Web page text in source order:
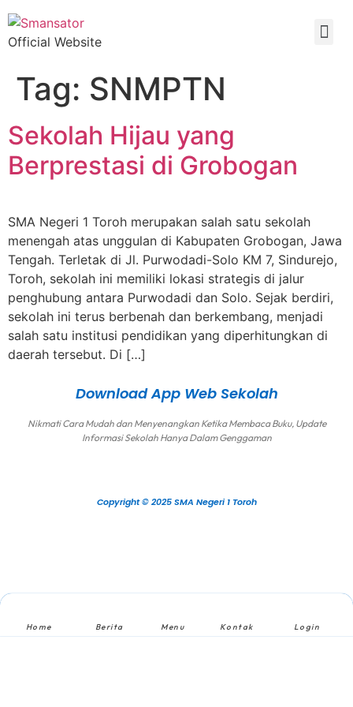
Official Website
Tag: SNMPTN
Sekolah Hijau yang
Berprestasi di Grobogan
SMA Negeri 1 Toroh merupakan salah satu sekolah
menengah atas unggulan di Kabupaten Grobogan, Jawa
Tengah. Terletak di Jl. Purwodadi-Solo KM 7, Sindurejo,
Toroh, sekolah ini memiliki lokasi strategis di jalur
penghubung antara Purwodadi dan Solo. Sejak berdiri,
sekolah ini terus berbenah dan berkembang, menjadi
salah satu institusi pendidikan yang diperhitungkan di
daerah tersebut. Di […]
Download App Web Sekolah
Nikmati Cara Mudah dan Menyenangkan Ketika Membaca Buku, Update
Informasi Sekolah Hanya Dalam Genggaman
Copyright © 2025 SMA Negeri 1 Toroh
Home Berita Menu Kontak Login